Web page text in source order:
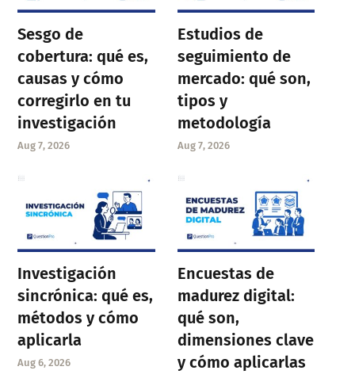
Sesgo de
cobertura: qué es,
causas y cómo
corregirlo en tu
investigación
Aug 7, 2026
Estudios de
seguimiento de
mercado: qué son,
tipos y
metodología
Aug 7, 2026
Investigación
sincrónica: qué es,
métodos y cómo
aplicarla
Aug 6, 2026
Encuestas de
madurez digital:
qué son,
dimensiones clave
y cómo aplicarlas